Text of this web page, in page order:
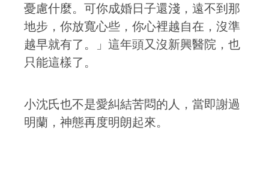
憂慮什麼。可你成婚日子還淺，遠不到那
地步，你放寬心些，你心裡越自在，沒準
越早就有了。」這年頭又沒新興醫院，也
只能這樣了。
小沈氏也不是愛糾結苦悶的人，當即謝過
明蘭，神態再度明朗起來。